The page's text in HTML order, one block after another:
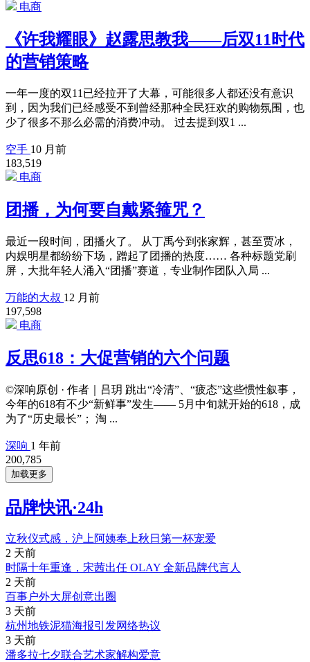
电商
《许我耀眼》赵露思教我——后双11时代
的营销策略
一年一度的双11已经拉开了大幕，可能很多人都还没有意识
到，因为我们已经感受不到曾经那种全民狂欢的购物氛围，也
少了很多不那么必需的消费冲动。 过去提到双1 ...
空手 10 月前
183,519
电商
团播，为何要自戴紧箍咒？
最近一段时间，团播火了。 从丁禹兮到张家辉，甚至贾冰，
内娱明星都纷纷下场，蹭起了团播的热度…… 各种标题党刷
屏，大批年轻人涌入“团播”赛道，专业制作团队入局 ...
万能的大叔 12 月前
197,598
电商
反思618：大促营销的六个问题
©️深响原创 · 作者｜吕玥 跳出“冷清”、“疲态”这些惯性叙事，
今年的618有不少“新鲜事”发生—— 5月中旬就开始的618，成
为了“历史最长”； 淘 ...
深响 1 年前
200,785
加载更多
品牌快讯·24h
立秋仪式感，沪上阿姨奉上秋日第一杯宠爱
2 天前
时隔十年重逢，宋茜出任 OLAY 全新品牌代言人
2 天前
百事户外大屏创意出圈
3 天前
杭州地铁泥猫海报引发网络热议
3 天前
潘多拉七夕联合艺术家解构爱意